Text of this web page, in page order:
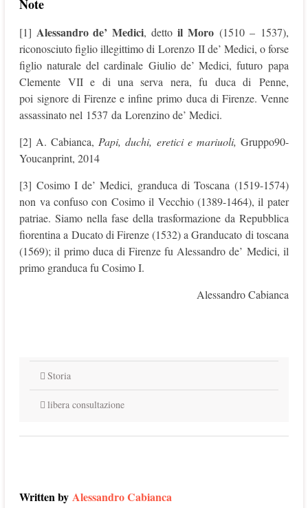
Note
[1] Alessandro de’ Medici, dettoil Moro(1510 – 1537),
riconosciuto figlio illegittimo di Lorenzo II de’ Medici, o forse
figlio naturale del cardinale Giulio de’ Medici, futuro papa
Clemente VII e di una serva nera, fu duca di Penne,
poi signore di Firenze e infine primo duca di Firenze. Venne
assassinato nel 1537 da Lorenzino de’ Medici.
[2] A. Cabianca, Papi, duchi, eretici e mariuoli, Gruppo90-
Youcanprint, 2014
[3] Cosimo I de’ Medici, granduca di Toscana (1519-1574)
non va confuso con Cosimo il Vecchio (1389-1464), il pater
patriae. Siamo nella fase della trasformazione da Repubblica
fiorentina a Ducato di Firenze (1532) a Granducato di toscana
(1569); il primo duca di Firenze fu Alessandro de’ Medici, il
primo granduca fu Cosimo I.
Alessandro Cabianca
Storia
libera consultazione
Written byAlessandro Cabianca